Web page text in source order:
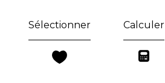
Sélectionner Calculer